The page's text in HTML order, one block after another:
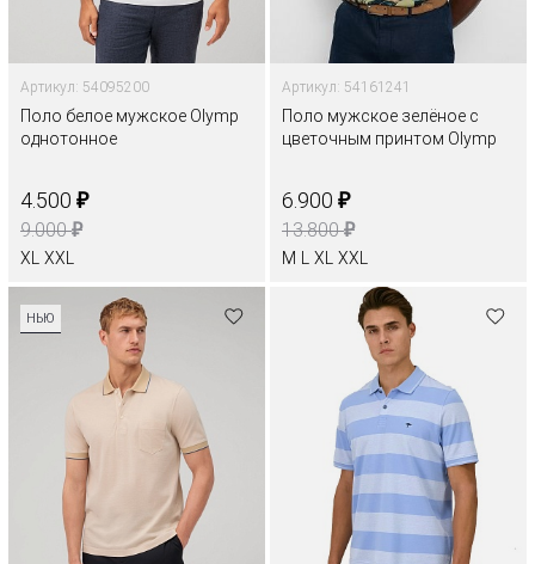
Артикул: 54095200
Поло белое мужское Olymp
однотонное
4.500 ₽
9.000₽
XL XXL
Артикул: 54161241
Поло мужское зелёное с
цветочным принтом Olymp
6.900 ₽
13.800₽
M L XL XXL
НЬЮ